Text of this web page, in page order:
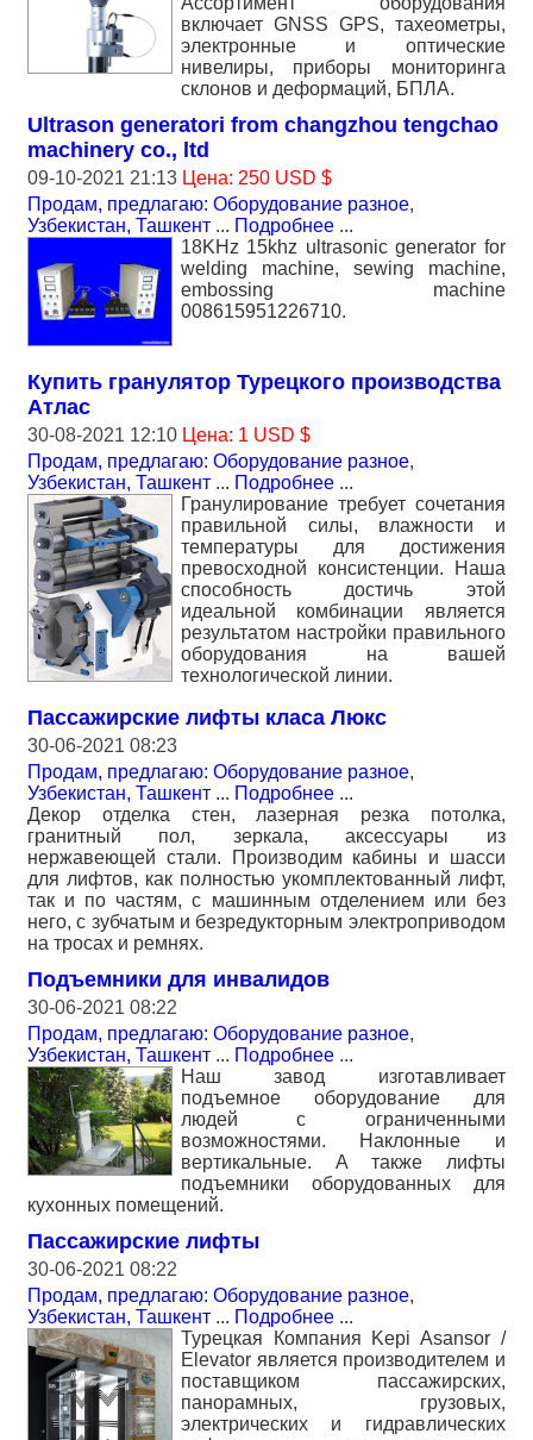
включает GNSS GPS, тахеометры,
электронные и оптические
нивелиры, приборы мониторинга
склонов и деформаций, БПЛА.
Ultrason generatori from changzhou tengchao
machinery co., ltd
09-10-2021 21:13 Цена: 250 USD $
Продам, предлагаю: Оборудование разное,
Узбекистан, Ташкент ... Подробнее ...
18KHz 15khz ultrasonic generator for
welding machine, sewing machine,
embossing machine
008615951226710.
Купить гранулятор Турецкого производства
Атлас
30-08-2021 12:10 Цена: 1 USD $
Продам, предлагаю: Оборудование разное,
Узбекистан, Ташкент ... Подробнее ...
Гранулирование требует сочетания
правильной силы, влажности и
температуры для достижения
превосходной консистенции. Наша
способность достичь этой
идеальной комбинации является
результатом настройки правильного
оборудования на вашей
технологической линии.
Пассажирские лифты класа Люкс
30-06-2021 08:23
Продам, предлагаю: Оборудование разное,
Узбекистан, Ташкент ... Подробнее ...
Декор отделка стен, лазерная резка потолка,
гранитный пол, зеркала, аксессуары из
нержавеющей стали. Производим кабины и шасси
для лифтов, как полностью укомплектованный лифт,
так и по частям, с машинным отделением или без
него, с зубчатым и безредукторным электроприводом
на тросах и ремнях.
Подъемники для инвалидов
30-06-2021 08:22
Продам, предлагаю: Оборудование разное,
Узбекистан, Ташкент ... Подробнее ...
Наш завод изготавливает
подъемное оборудование для
людей с ограниченными
возможностями. Наклонные и
вертикальные. А также лифты
подъемники оборудованных для
кухонных помещений.
Пассажирские лифты
30-06-2021 08:22
Продам, предлагаю: Оборудование разное,
Узбекистан, Ташкент ... Подробнее ...
Турецкая Компания Kepi Asansor /
Elevator является производителем и
поставщиком пассажирских,
панорамных, грузовых,
электрических и гидравлических